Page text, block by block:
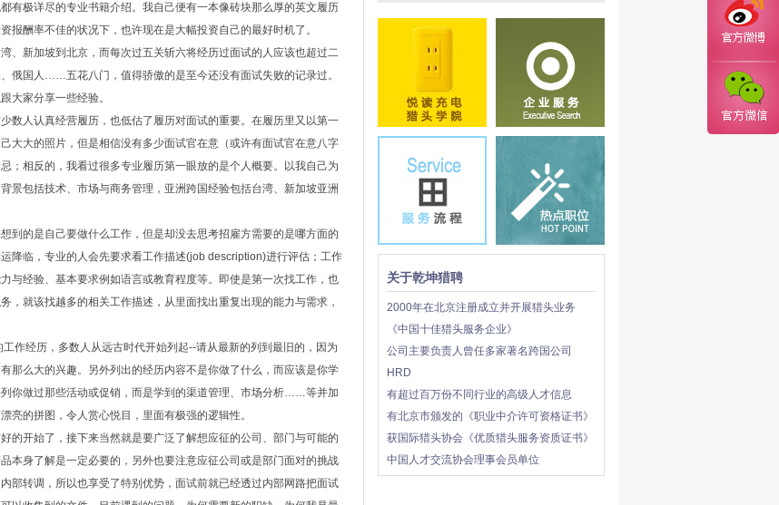
有极详尽的专业书籍介绍。我自己便有一本像砖块那么厚的英文履历
报酬率不佳的状况下，也许现在是大幅投资自己的最好时机了。
、新加坡到北京，而每次过五关斩六将经历过面试的人应该也超过二
俄国人……五花八门，值得骄傲的是至今还没有面试失败的记录过。
大家分享一些经验。
数人认真经营履历，也低估了履历对面试的重要。在履历里又以第一
大大的照片，但是相信没有多少面试官在意（或许有面试官在意八字
；相反的，我看过很多专业履历第一眼放的是个人概要。以我自己为
景包括技术、市场与商务管理，亚洲跨国经验包括台湾、新加坡亚洲
到的是自己要做什么工作，但是却没去思考招雇方需要的是哪方面的
降临，专业的人会先要求看工作描述(job description)进行评估；工作
与经验、基本要求例如语言或教育程度等。即使是第一次找工作，也
，就该找越多的相关工作描述，从里面找出重复出现的能力与需求，
作经历，多数人从远古时代开始列起--请从最新的列到最旧的，因为
那么大的兴趣。另外列出的经历内容不是你做了什么，而应该是你学
你做过那些活动或促销，而是学到的渠道管理、市场分析……等并加
亮的拼图，令人赏心悦目，里面有极强的逻辑性。
的开始了，接下来当然就是要广泛了解想应征的公司、部门与可能的
本身了解是一定必要的，另外也要注意应征公司或是部门面对的挑战
部转调，所以也享受了特别优势，面试前就已经透过内部网路把面试
关于乾坤猎聘
2000年在北京注册成立并开展猎头业务
《中国十佳猎头服务企业》
公司主要负责人曾任多家著名跨国公司
HRD
有超过百万份不同行业的高级人才信息
有北京市颁发的《职业中介许可资格证书》
获国际猎头协会《优质猎头服务资质证书》
中国人才交流协会理事会员单位